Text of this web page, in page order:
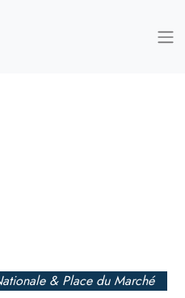
& Place du Marché